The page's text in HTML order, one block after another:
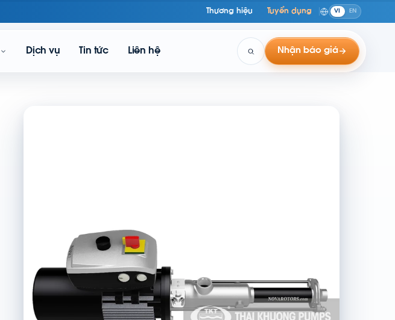
Thương hiệu Tuyển dụng VI EN
Dịch vụ Tin tức Liên hệ Nhận báo giá